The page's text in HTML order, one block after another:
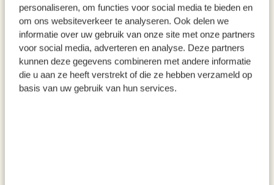
personaliseren, om functies voor social media te bieden en
om ons websiteverkeer te analyseren. Ook delen we
informatie over uw gebruik van onze site met onze partners
voor social media, adverteren en analyse. Deze partners
kunnen deze gegevens combineren met andere informatie
die u aan ze heeft verstrekt of die ze hebben verzameld op
basis van uw gebruik van hun services.
3,95
x 12 cm
24,95